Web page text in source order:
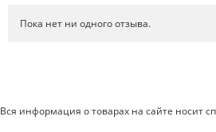
Пока нет ни одного отзыва.
Вся информация о товарах на сайте носит